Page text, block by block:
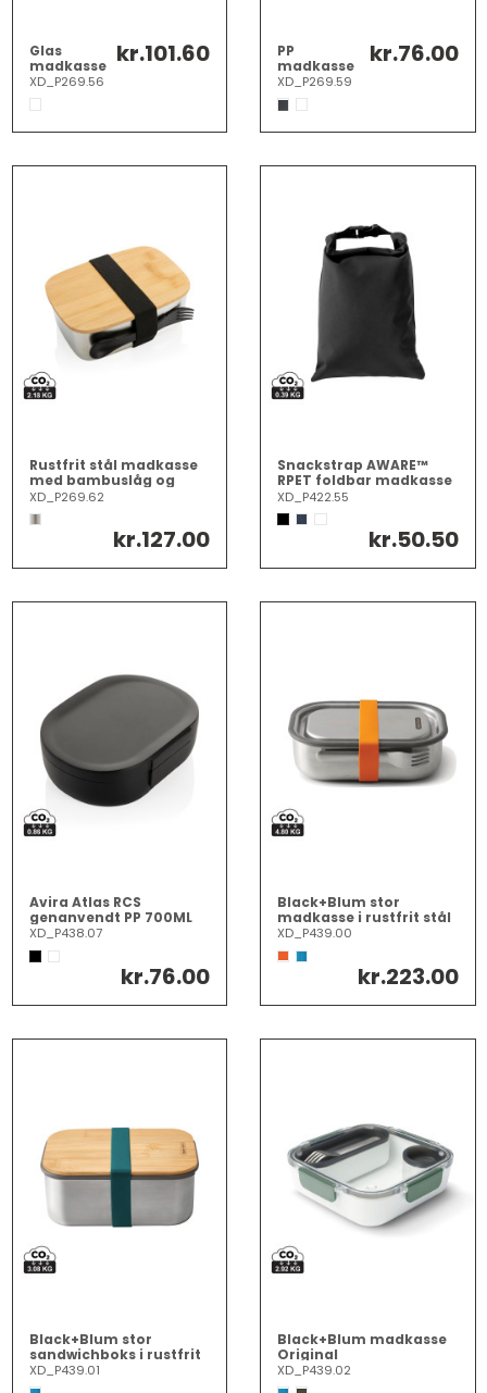
Glas
madkasse
med
bambus
låg
XD_P269.56
kr.101.60
PP
madkasse
med
"spork"
XD_P269.59
kr.76.00
Rustfrit stål madkasse
med bambuslåg og
"spork"
XD_P269.62
kr.127.00
Snackstrap AWARE™
RPET foldbar madkasse
30x20CM
XD_P422.55
kr.50.50
Avira Atlas RCS
genanvendt PP 700ML
madkasse
XD_P438.07
kr.76.00
Black+Blum stor
madkasse i rustfrit stål
XD_P439.00
kr.223.00
Black+Blum stor
sandwichboks i rustfrit
stål
XD_P439.01
Black+Blum madkasse
Original
XD_P439.02